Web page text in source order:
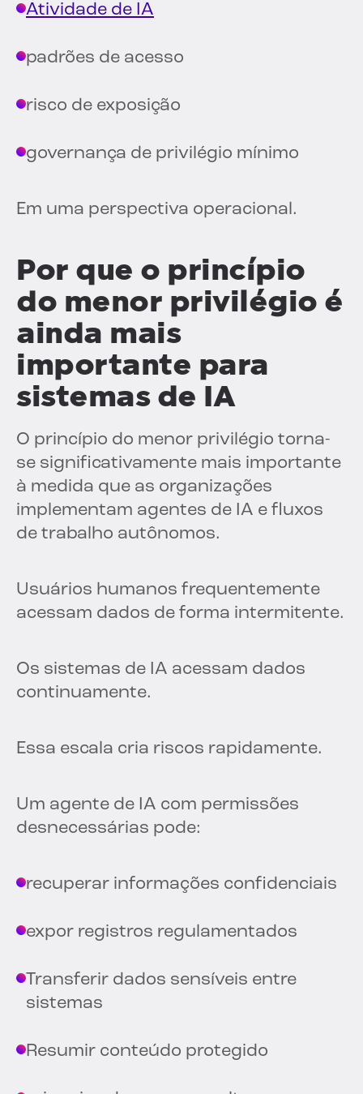
Atividade de IA
padrões de acesso
risco de exposição
governança de privilégio mínimo
Em uma perspectiva operacional.
Por que o princípio
do menor privilégio é
ainda mais
importante para
sistemas de IA
O princípio do menor privilégio torna-
se significativamente mais importante
à medida que as organizações
implementam agentes de IA e fluxos
de trabalho autônomos.
Usuários humanos frequentemente
acessam dados de forma intermitente.
Os sistemas de IA acessam dados
continuamente.
Essa escala cria riscos rapidamente.
Um agente de IA com permissões
desnecessárias pode:
recuperar informações confidenciais
expor registros regulamentados
Transferir dados sensíveis entre
sistemas
Resumir conteúdo protegido